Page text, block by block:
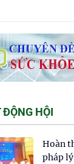
ĐỘNG HỘI
Hoàn
pháp